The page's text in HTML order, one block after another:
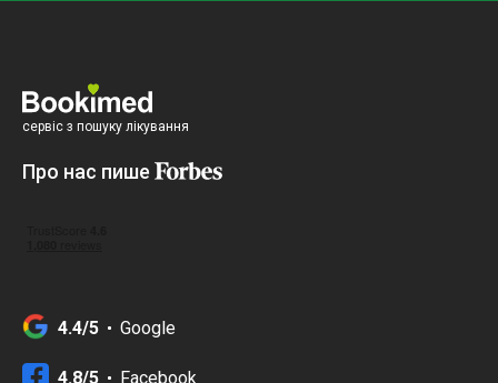
сервіс з пошуку лікування
Про нас пише
4.4/5 Google
4.8/5 Facebook